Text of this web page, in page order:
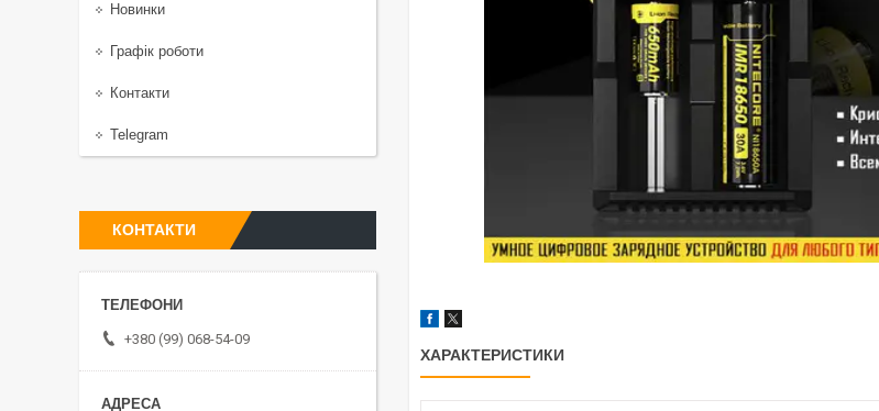
ХАРАКТЕРИСТИКИ
Новинки
Графік роботи
Контакти
Telegram
КОНТАКТИ
+380 (99) 068-54-09